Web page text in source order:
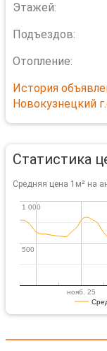
Этажей:
Подъездов:
Отопление:
История
Новокузнецкий
Статистика
Средняя цена 1м² на
нояб. 25
500
500
1 000
1 000